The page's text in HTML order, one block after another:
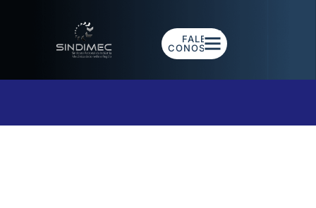
FALE
CONOSCO